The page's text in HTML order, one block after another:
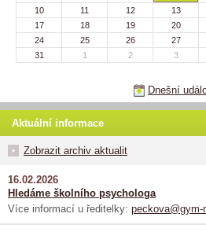
10
11 12 13
17
18 19 20
24
25 26 27
31
1 2 3
Dnešní
Aktuální informace
Zobrazit archiv aktualit
16.02.2026
Hledáme školního psychologa
Více informací u ředitelky: peckova@gym-